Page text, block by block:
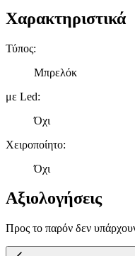
Χαρακτηριστικά
Τύπος:
Μπρελόκ
με Led:
Όχι
Χειροποίητο:
Όχι
Αξιολογήσεις
Προς το παρόν δεν